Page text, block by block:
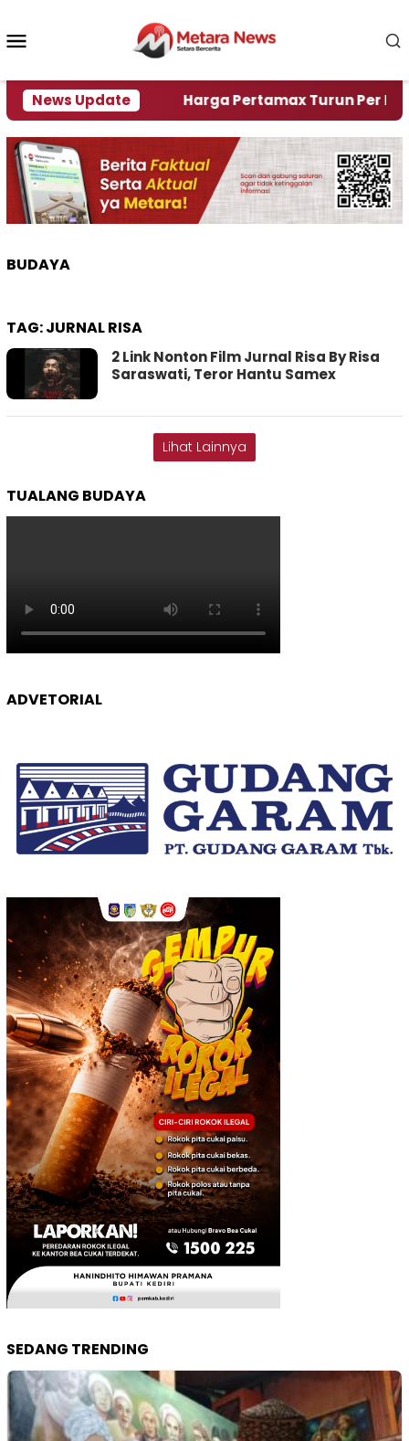
konten
News Update
Krisi Air Harga Pertamax Turun Per Hari Ini,
BUDAYA
TAG:JURNAL RISA
2 Link Nonton Film Jurnal Risa By Risa
Saraswati, Teror Hantu Samex
Lihat Lainnya
TUALANG BUDAYA
ADVETORIAL
SEDANG TRENDING